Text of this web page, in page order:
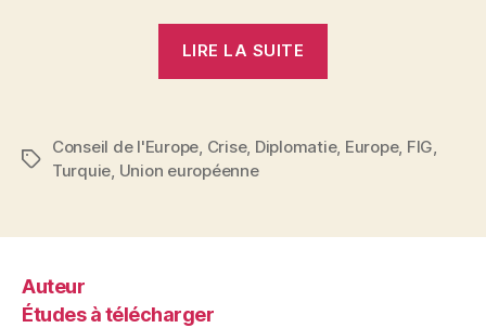
LIRE LA SUITE
éléments
Étiquettes
Conseil de l'Europe, Crise, Diplomatie, Europe, FIG,
Turquie, Union européenne
Auteur
Études à télécharger